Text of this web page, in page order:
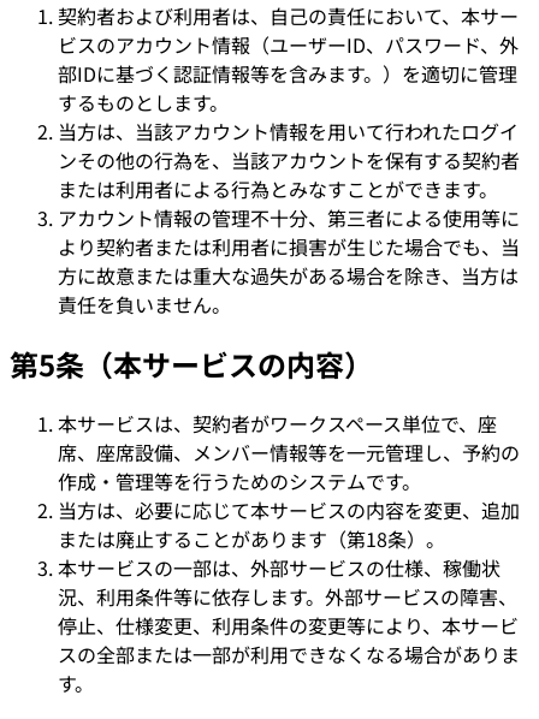
契約者および利用者は、自己の責任において、本サー
ビスのアカウント情報（ユーザーID、パスワード、外
部IDに基づく認証情報等を含みます。）を適切に管理
するものとします。
当方は、当該アカウント情報を用いて行われたログイ
ンその他の行為を、当該アカウントを保有する契約者
または利用者による行為とみなすことができます。
アカウント情報の管理不十分、第三者による使用等に
より契約者または利用者に損害が生じた場合でも、当
方に故意または重大な過失がある場合を除き、当方は
責任を負いません。
第5条（本サービスの内容）
本サービスは、契約者がワークスペース単位で、座
席、座席設備、メンバー情報等を一元管理し、予約の
作成・管理等を行うためのシステムです。
当方は、必要に応じて本サービスの内容を変更、追加
または廃止することがあります（第18条）。
本サービスの一部は、外部サービスの仕様、稼働状
況、利用条件等に依存します。外部サービスの障害、
停止、仕様変更、利用条件の変更等により、本サービ
スの全部または一部が利用できなくなる場合がありま
す。